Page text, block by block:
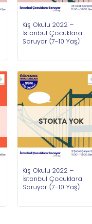
Kış Okulu 2022 –
İstanbul Çocuklara
Soruyor (7-10 Yaş)
STOKTA YOK
Kış Okulu 2022 –
İstanbul Çocuklara
Soruyor (7-10 Yaş)